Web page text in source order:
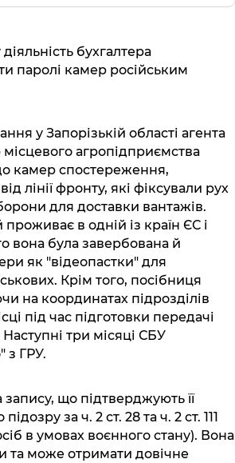
бухгалтера
паролі камер російським
у Запорізькій області агента
місцевого агропідприємства
камер спостереження,
лінії фронту, які фіксували рух
для доставки вантажів.
в одній із країн ЄС і
вона була завербована й
як "відеопастки" для
Крім того, посібниця
на координатах підрозділів
під час підготовки передачі
три місяці СБУ
з ГРУ.
що підтверджують її
за ч. 2 ст. 28 та ч. 2 ст. 111
в умовах воєнного стану). Вона
та може отримати довічне